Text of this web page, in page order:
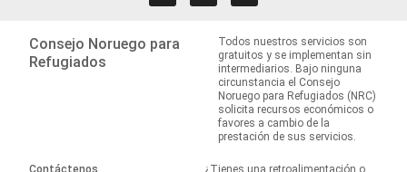
Consejo Noruego para
Refugiados
Todos nuestros servicios son
gratuitos y se implementan sin
intermediarios. Bajo ninguna
circunstancia el Consejo
Noruego para Refugiados (NRC)
solicita recursos económicos o
favores a cambio de la
prestación de sus servicios.
Contáctenos
¿Tienes una retroalimentación o